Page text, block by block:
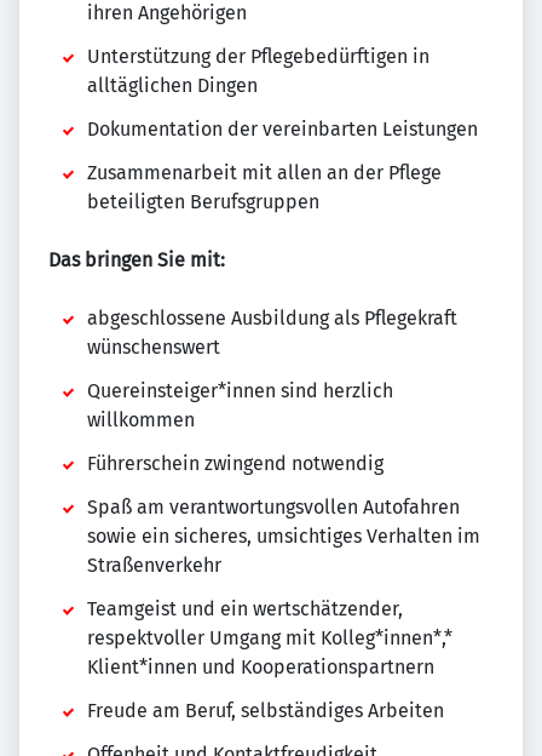
ihren Angehörigen
Unterstützung der Pflegebedürftigen in
alltäglichen Dingen
Dokumentation der vereinbarten Leistungen
Zusammenarbeit mit allen an der Pflege
beteiligten Berufsgruppen
Das bringen Sie mit:
abgeschlossene Ausbildung als Pflegekraft
wünschenswert
Quereinsteiger*innen sind herzlich
willkommen
Führerschein zwingend notwendig
Spaß am verantwortungsvollen Autofahren
sowie ein sicheres, umsichtiges Verhalten im
Straßenverkehr
Teamgeist und ein wertschätzender,
respektvoller Umgang mit Kolleg*innen*,*
Klient*innen und Kooperationspartnern
Freude am Beruf, selbständiges Arbeiten